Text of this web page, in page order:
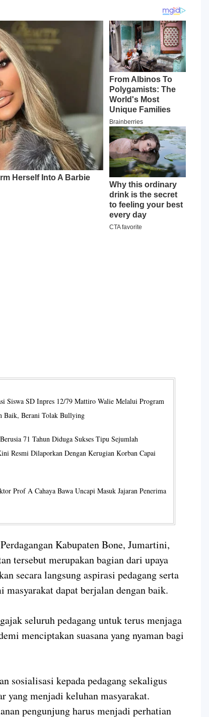
Siswa SD Inpres 12/79 Mattiro Walie Melalui Program
Baik, Berani Tolak Bullying
71 Tahun Diduga Sukses Tipu Sejumlah
Resmi Dilaporkan Dengan Kerugian Korban Capai
Prof A Cahaya Bawa Uncapi Masuk Jajaran Penerima
Kabupaten Bone, Jumartini,
tersebut merupakan bagian dari upaya
secara langsung aspirasi pedagang serta
dapat berjalan dengan baik.
seluruh pedagang untuk terus menjaga
menciptakan suasana yang nyaman bagi
sosialisasi kepada pedagang sekaligus
yang menjadi keluhan masyarakat.
pengunjung harus menjadi perhatian